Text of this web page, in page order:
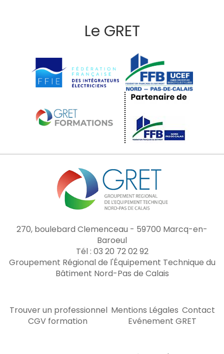
Le GRET
270, boulebard Clemenceau - 59700 Marcq-en-
Baroeul
Tél : 03 20 72 02 92
Groupement Régional de l'Équipement Technique du
Bâtiment Nord-Pas de Calais
Trouver un professionnel Mentions Légales Contact
CGV formation
Evénement GRET